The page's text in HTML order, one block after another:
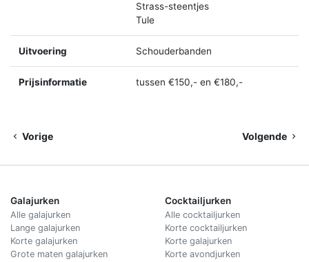
Strass-steentjes
Tule
Uitvoering Schouderbanden
Prijsinformatie tussen €150,- en €180,-
Vorige Volgende
Galajurken
Alle galajurken
Lange galajurken
Korte galajurken
Grote maten galajurken
Cocktailjurken
Alle cocktailjurken
Korte cocktailjurken
Korte galajurken
Korte avondjurken